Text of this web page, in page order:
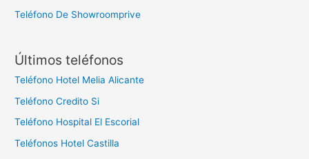
Teléfono De Showroomprive
Últimos teléfonos
Teléfono Hotel Melia Alicante
Teléfono Credito Si
Teléfono Hospital El Escorial
Teléfonos Hotel Castilla